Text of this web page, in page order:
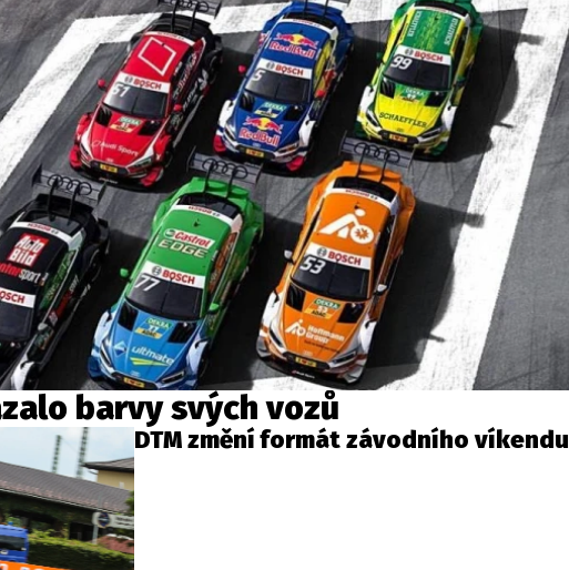
barvy svých vozů
DTM změní formát závodního víkendu